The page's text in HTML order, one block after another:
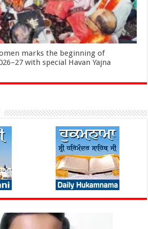
marks the beginning of
with special Havan Yajna